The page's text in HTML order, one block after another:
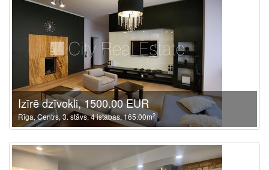
Izīrē dzīvokli, 1500.00 EUR
Rīga, Centrs, 3. stāvs, 4 istabas, 165.00m2